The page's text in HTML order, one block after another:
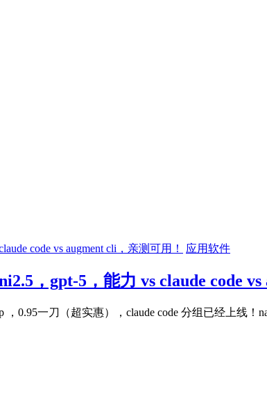
应用软件
，gpt-5，能力 vs claude code vs
，0.95一刀（超实惠），claude code 分组已经上线！